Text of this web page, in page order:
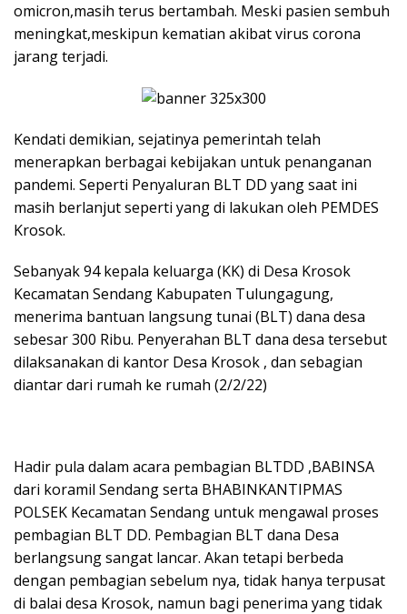
omicron,masih terus bertambah. Meski pasien sembuh
meningkat,meskipun kematian akibat virus corona
jarang terjadi.
Kendati demikian, sejatinya pemerintah telah
menerapkan berbagai kebijakan untuk penanganan
pandemi. Seperti Penyaluran BLT DD yang saat ini
masih berlanjut seperti yang di lakukan oleh PEMDES
Krosok.
Sebanyak 94 kepala keluarga (KK) di Desa Krosok
Kecamatan Sendang Kabupaten Tulungagung,
menerima bantuan langsung tunai (BLT) dana desa
sebesar 300 Ribu. Penyerahan BLT dana desa tersebut
dilaksanakan di kantor Desa Krosok , dan sebagian
diantar dari rumah ke rumah (2/2/22)
Hadir pula dalam acara pembagian BLTDD ,BABINSA
dari koramil Sendang serta BHABINKANTIPMAS
POLSEK Kecamatan Sendang untuk mengawal proses
pembagian BLT DD. Pembagian BLT dana Desa
berlangsung sangat lancar. Akan tetapi berbeda
dengan pembagian sebelum nya, tidak hanya terpusat
di balai desa Krosok, namun bagi penerima yang tidak